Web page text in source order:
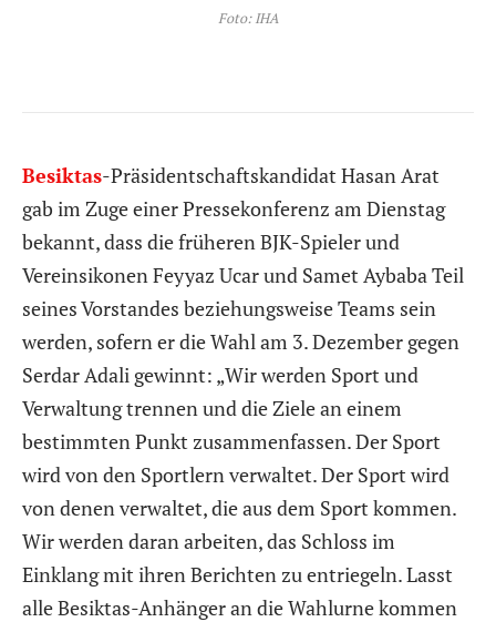
Foto: IHA
Besiktas-Präsidentschaftskandidat Hasan Arat
gab im Zuge einer Pressekonferenz am Dienstag
bekannt, dass die früheren BJK-Spieler und
Vereinsikonen Feyyaz Ucar und Samet Aybaba Teil
seines Vorstandes beziehungsweise Teams sein
werden, sofern er die Wahl am 3. Dezember gegen
Serdar Adali gewinnt: „Wir werden Sport und
Verwaltung trennen und die Ziele an einem
bestimmten Punkt zusammenfassen. Der Sport
wird von den Sportlern verwaltet. Der Sport wird
von denen verwaltet, die aus dem Sport kommen.
Wir werden daran arbeiten, das Schloss im
Einklang mit ihren Berichten zu entriegeln. Lasst
alle Besiktas-Anhänger an die Wahlurne kommen